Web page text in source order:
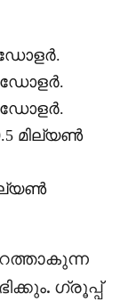
ഡോളർ.
ഡോളർ.
ഡോളർ.
മില്യൺ
ഗ്രൂപ്പ്